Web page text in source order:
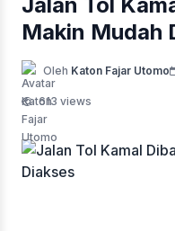
Makin Mudah
Oleh Katon Fajar Utomo
613 views